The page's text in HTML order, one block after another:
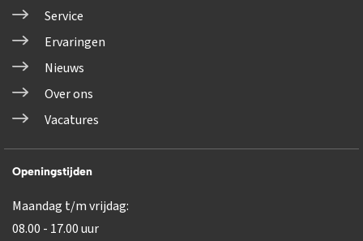
Service
Ervaringen
Nieuws
Over ons
Vacatures
Openingstijden
Maandag t/m vrijdag:
08.00 - 17.00 uur